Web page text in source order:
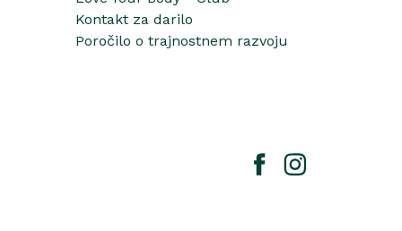
Kontakt za darilo
Poročilo o trajnostnem razvoju